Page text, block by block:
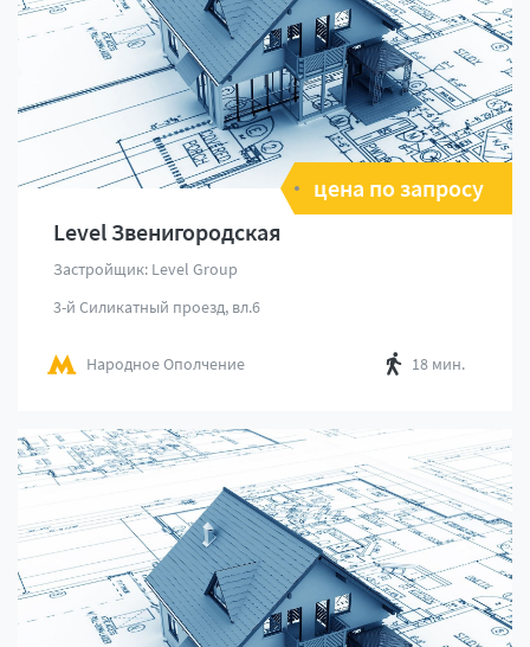
цена по запросу
Level Звенигородская
Застройщик: Level Group
3-й Силикатный проезд, вл.6
Народное Ополчение 18 мин.